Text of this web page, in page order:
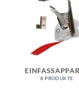
8 PRODUKTE